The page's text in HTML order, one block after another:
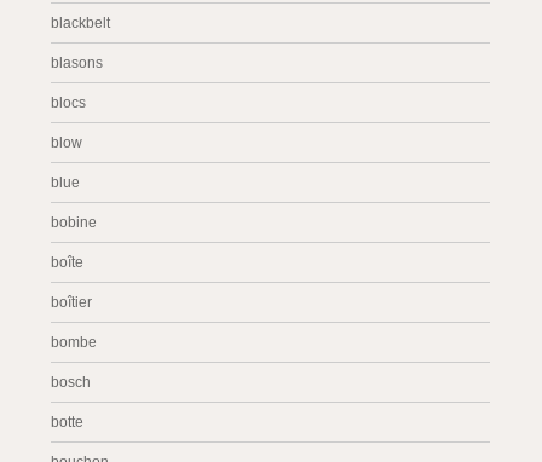
blackbelt
blasons
blocs
blow
blue
bobine
boîte
boîtier
bombe
bosch
botte